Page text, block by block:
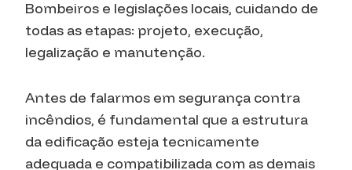
Bombeiros e legislações locais, cuidando de
todas as etapas: projeto, execução,
legalização e manutenção.
Antes de falarmos em segurança contra
incêndios, é fundamental que a estrutura
da edificação esteja tecnicamente
adequada e compatibilizada com as demais